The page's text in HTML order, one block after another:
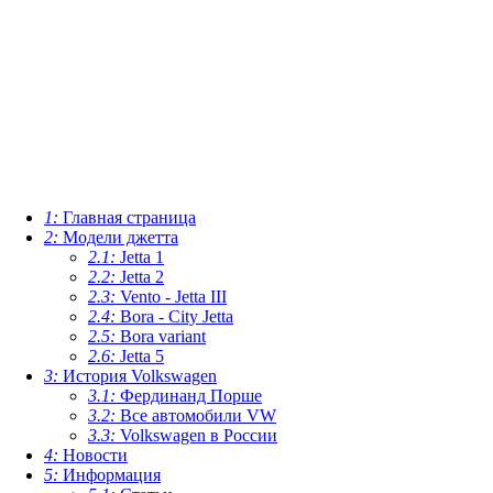
1: Главная страница
2: Модели джетта
2.1: Jetta 1
2.2: Jetta 2
2.3: Vento - Jetta III
2.4: Bora - City Jetta
2.5: Bora variant
2.6: Jetta 5
3: История Volkswagen
3.1: Фердинанд Порше
3.2: Все автомобили VW
3.3: Volkswagen в России
4: Новости
5: Информация